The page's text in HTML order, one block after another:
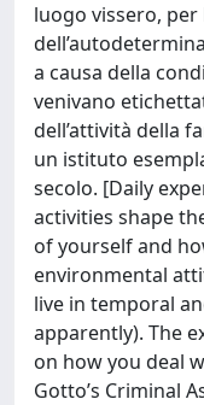
luogo vissero, per
a causa della
venivano
dell’attività della
un istituto
secolo. [Daily
activities shape
of yourself and
environmental
live in temporal
apparently). The
on how you deal
Gotto’s Criminal